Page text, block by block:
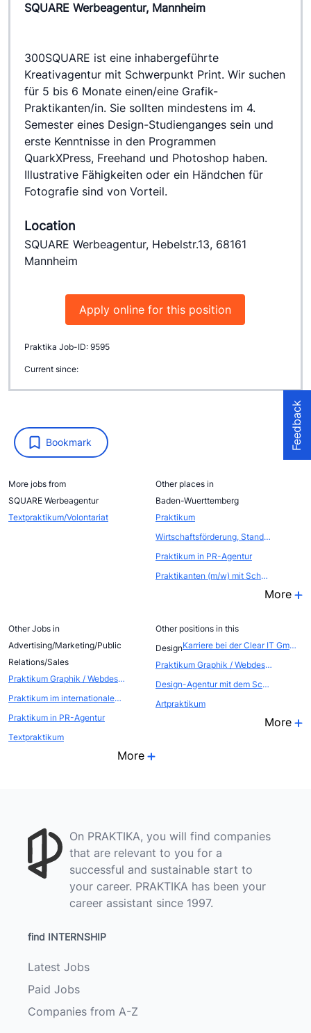
Bookmark
More jobs from
SQUARE Werbeagentur
Textpraktikum/Volontariat
Other places in
Baden-Wuerttemberg
Praktikum
Wirtschaftsförderung, Standort- und Citymarketing
Praktikum in PR-Agentur
Praktikanten (m/w) mit Schwerpunkt Videoproduktion für unser Internet-Portal und unsere Web-Agentur
More
Other Jobs in
Advertising/Marketing/Public
Relations/Sales
Praktikum Graphik / Webdesign
Praktikum im internationalen EVENTBEREICH (Atout France, die franz&ouml;sische Zentrale f&uuml;r Tourismus, Abteilung FRANCE CONVENTION BUREAU
Praktikum in PR-Agentur
Textpraktikum
More
Other positions in this
Design
Karriere bei der Clear IT GmbH
Praktikum Graphik / Webdesign
Design-Agentur mit dem Schwerpunkt Innenarchitektur bietet Praktikum
Artpraktikum
More
SQUARE Werbeagentur, Mannheim
300SQUARE ist eine inhabergeführte
Kreativagentur mit Schwerpunkt Print. Wir suchen
für 5 bis 6 Monate einen/eine Grafik-
Praktikanten/in. Sie sollten mindestens im 4.
Semester eines Design-Studienganges sein und
erste Kenntnisse in den Programmen
QuarkXPress, Freehand und Photoshop haben.
Illustrative Fähigkeiten oder ein Händchen für
Fotografie sind von Vorteil.
Location
SQUARE Werbeagentur, Hebelstr.13, 68161
Mannheim
Apply online for this position
Praktika Job-ID: 9595
Current since:
On PRAKTIKA, you will find companies
that are relevant to you for a
successful and sustainable start to
your career. PRAKTIKA has been your
career assistant since 1997.
find INTERNSHIP
Latest Jobs
Paid Jobs
Companies from A-Z
Feedback